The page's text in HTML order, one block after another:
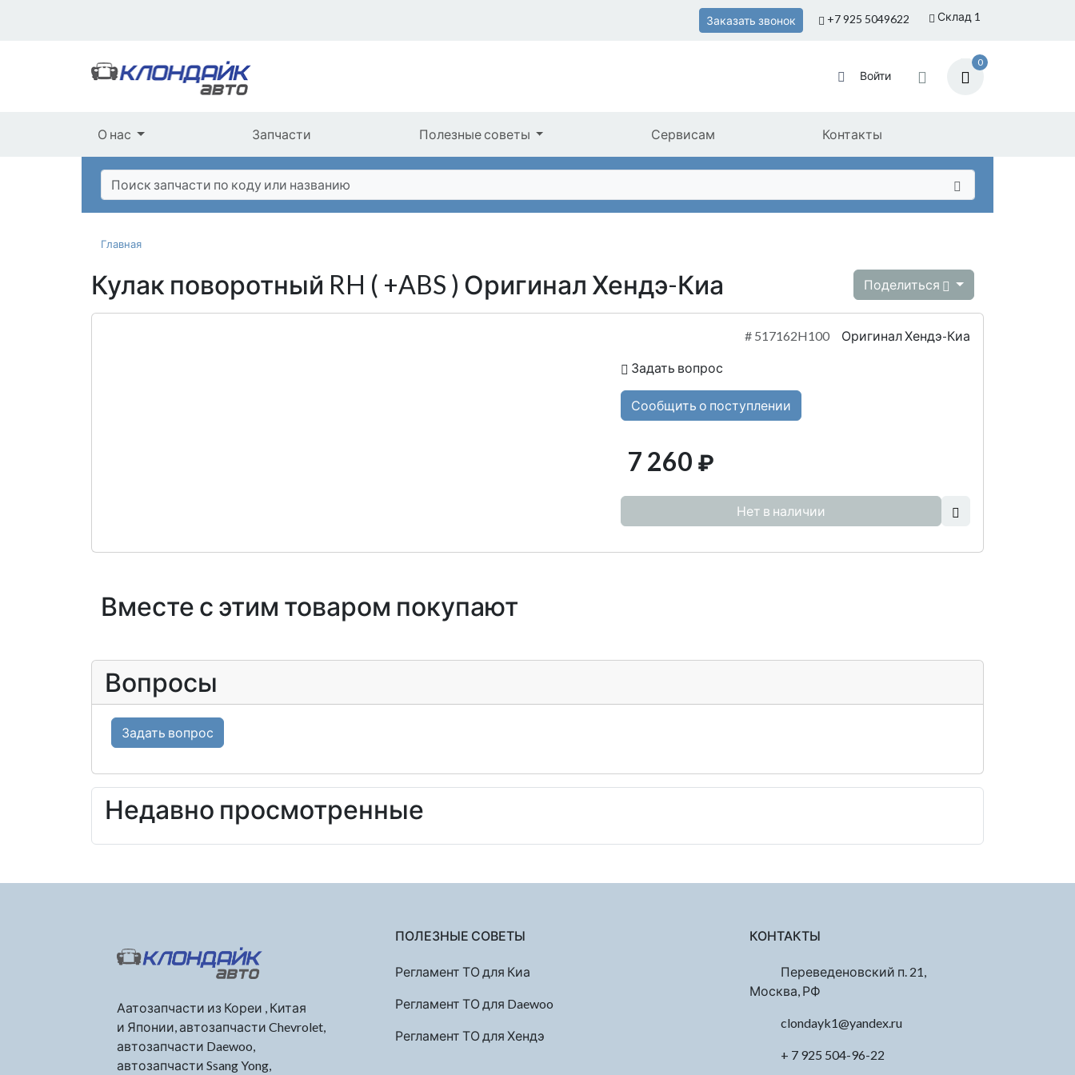
Склад 1
Заказать звонок +7 925 5049622
Войти
0
О нас Запчасти Полезные советы Сервисам Контакты
Главная
Кулак поворотный RH ( +ABS ) Оригинал Хендэ-Киа Поделиться
# 517162H100 Оригинал Хендэ-Киа
Задать вопрос
Сообщить о поступлении
7 260 ₽
Нет в наличии
Вместе с этим товаром покупают
Вопросы
Задать вопрос
Недавно просмотренные
Аатозапчасти из Кореи , Китая
и Японии, автозапчасти Chevrolet,
автозапчасти Daewoo,
автозапчасти Ssang Yong,
ПОЛЕЗНЫЕ СОВЕТЫ
Регламент ТО для Киа
Регламент ТО для Daewoo
Регламент ТО для Хендэ
КОНТАКТЫ
Переведеновский п. 21,
Москва, РФ
clondayk1@yandex.ru
+ 7 925 504-96-22